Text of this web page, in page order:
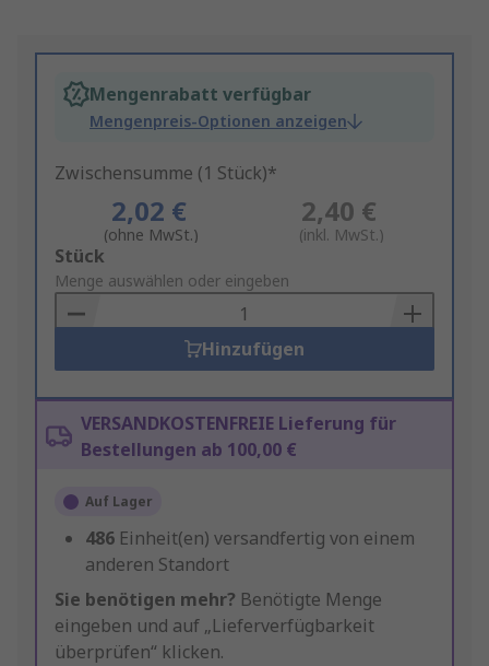
Mengenrabatt verfügbar
Mengenpreis-Optionen anzeigen
Zwischensumme (1 Stück)*
2,02 €
(ohne MwSt.)
2,40 €
(inkl. MwSt.)
Add
to
Basket
Stück
Menge auswählen oder eingeben
Hinzufügen
VERSANDKOSTENFREIE Lieferung für
Bestellungen ab 100,00 €
Auf Lager
486 Einheit(en) versandfertig von einem
anderen Standort
Sie benötigen mehr? Benötigte Menge
eingeben und auf „Lieferverfügbarkeit
überprüfen“ klicken.